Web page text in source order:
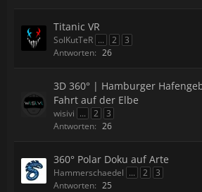
Titanic VR
SolKutTeR ... 2
3
Antworten: 26
3D 360° | Hamburger
Fahrt auf der Elbe
wisivi ... 2
3
Antworten: 26
360° Polar Doku auf Arte
Hammerschaedel ... 2
3
Antworten: 25